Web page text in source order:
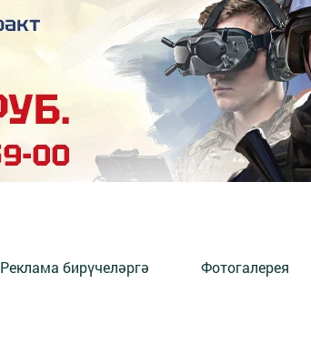
Реклама бирүчеләргә Фотогалерея